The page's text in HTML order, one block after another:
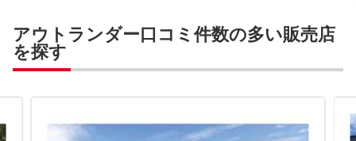
アウトランダー口コミ件数の多い販売店
を探す